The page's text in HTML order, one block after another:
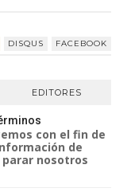
DISQUS FACEBOOK
EDITORES
con el fin de
de
nosotros